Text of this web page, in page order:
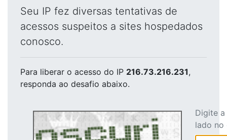
Seu IP fez diversas tentativas de
acessos suspeitos a sites hospedados
conosco.
Para liberar o acesso do IP 216.73.216.231,
responda ao desafio abaixo.
Digite
lado no